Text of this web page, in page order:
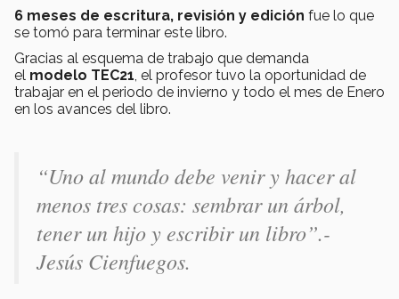
6 meses de escritura, revisión y edición fue lo que
se tomó para terminar este libro.
Gracias al esquema de trabajo que demanda
el modelo TEC21, el profesor tuvo la oportunidad de
trabajar en el periodo de invierno y todo el mes de Enero
en los avances del libro.
“Uno al mundo debe venir y hacer al
menos tres cosas: sembrar un árbol,
tener un hijo y escribir un libro”.-
Jesús Cienfuegos.